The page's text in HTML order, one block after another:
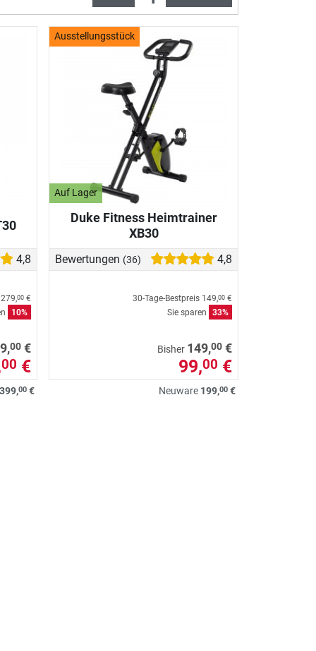
4,8
279,00 €
10%
00 €
00 €
399,00 €
Ausstellungsstück
Auf Lager
Duke Fitness Heimtrainer
XB30
Bewertungen (36) 4,8
30-Tage-Bestpreis 149,00 €
Sie sparen
33%
Bisher 149,00 €
99,00 €
Neuware 199,00 €